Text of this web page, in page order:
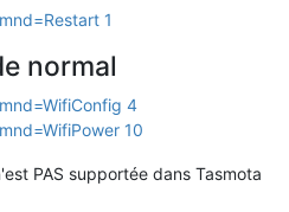
1
normal
4
10
PAS supportée dans Tasmota